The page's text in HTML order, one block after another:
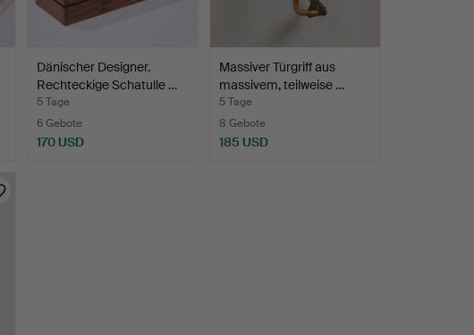
Dänischer Designer.
Rechteckige Schatulle …
5 Tage
6 Gebote
170 USD
Massiver Türgriff aus
massivem, teilweise …
5 Tage
8 Gebote
185 USD